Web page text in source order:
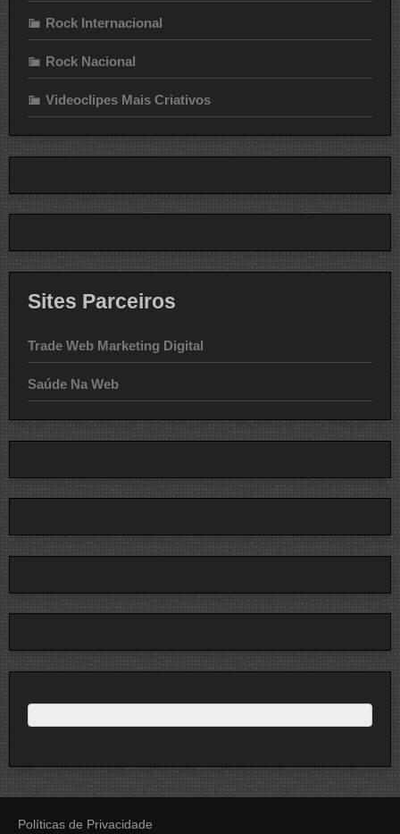
Rock Internacional
Rock Nacional
Videoclipes Mais Criativos
Sites Parceiros
Trade Web Marketing Digital
Saúde Na Web
Políticas de Privacidade